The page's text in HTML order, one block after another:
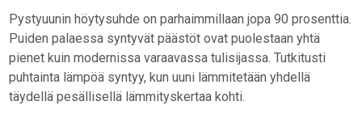
Pystyuunin höytysuhde on parhaimmillaan jopa 90 prosenttia.
Puiden palaessa syntyvät päästöt ovat puolestaan yhtä
pienet kuin modernissa varaavassa tulisijassa. Tutkitusti
puhtainta lämpöä syntyy, kun uuni lämmitetään yhdellä
täydellä pesällisellä lämmityskertaa kohti.